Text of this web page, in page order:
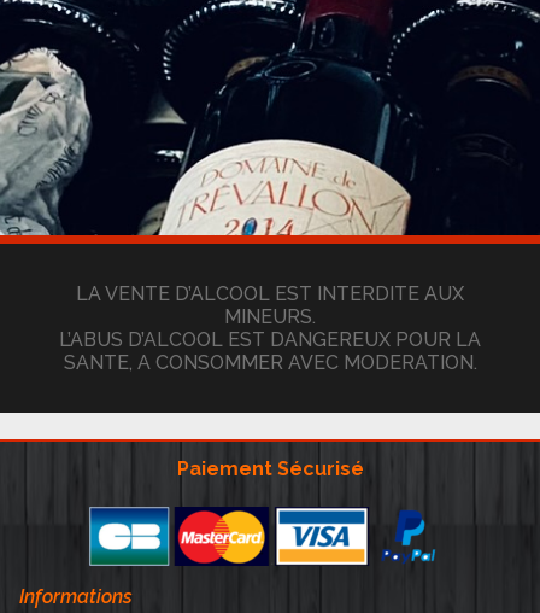
LA VENTE D’ALCOOL EST INTERDITE AUX
MINEURS.
L’ABUS D’ALCOOL EST DANGEREUX POUR LA
SANTE, A CONSOMMER AVEC MODERATION.
Paiement Sécurisé
Informations